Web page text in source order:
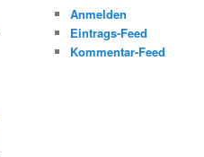
Anmelden
Eintrags-Feed
Kommentar-Feed